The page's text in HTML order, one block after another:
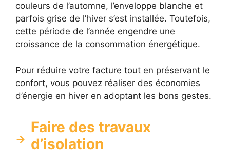
couleurs de l’automne, l’enveloppe blanche et
parfois grise de l’hiver s’est installée. Toutefois,
cette période de l’année engendre une
croissance de la consommation énergétique.
Pour réduire votre facture tout en préservant le
confort, vous pouvez réaliser des économies
d’énergie en hiver en adoptant les bons gestes.
Faire des travaux
d’isolation